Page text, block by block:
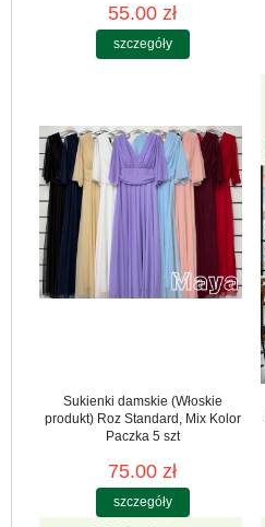
55.00 zł
szczegóły
Sukienki damskie (Włoskie
produkt) Roz Standard, Mix Kolor
Paczka 5 szt
75.00 zł
szczegóły